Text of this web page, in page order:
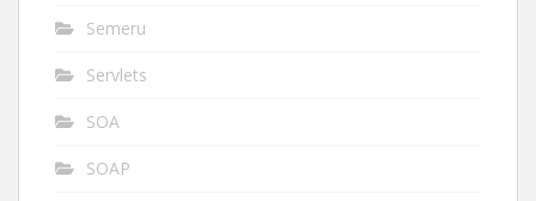
Semeru
Servlets
SOA
SOAP